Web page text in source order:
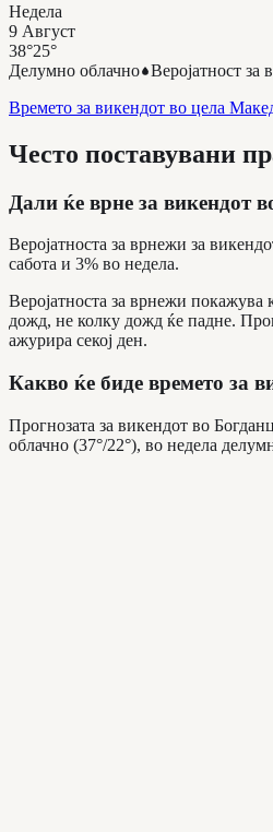
Недела
9 Август
38°25°
Делумно облачно Веројатност за
Времето за викендот во цела
Често поставувани
Дали ќе врне за викендот
Веројатноста за врнежи за
сабота и 3% во недела.
Веројатноста за врнежи покажува
дожд, не колку дожд ќе падне.
ажурира секој ден.
Какво ќе биде времето за
Прогнозата за викендот во
облачно (37°/22°), во недела